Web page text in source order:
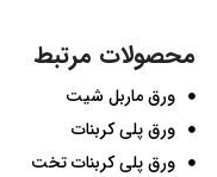
محصولات مرتبط
ورق ماربل شیت
ورق پلی کربنات
ورق پلی کربنات تخت